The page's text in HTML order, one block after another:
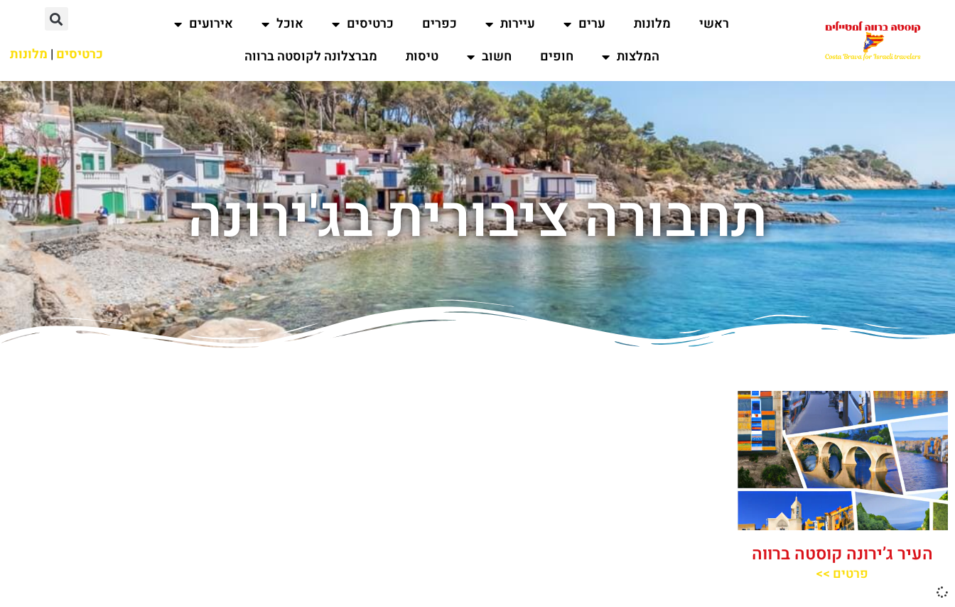
ראשי מלונות ערים עיירות כפרים כרטיסים אוכל
אירועים
המלצות
חופים חשוב טיסות מברצלונה לקוסטה ברווה כרטיסים | מלונות
תחבורה ציבורית בג'ירונה
העיר ג’ירונה קוסטה ברווה
פרטים >>